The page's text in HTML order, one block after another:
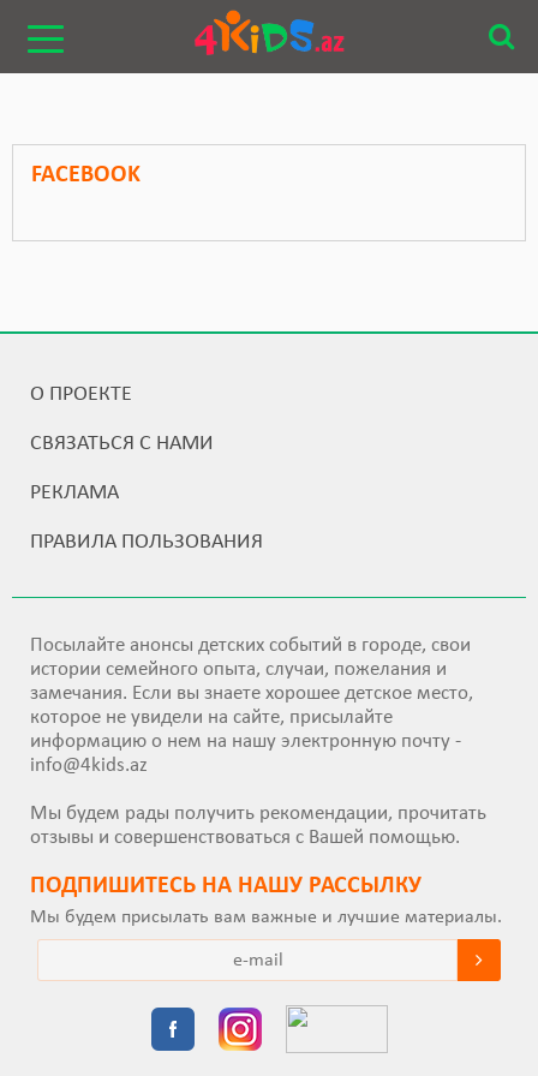
FACEBOOK
О ПРОЕКТЕ
СВЯЗАТЬСЯ С НАМИ
РЕКЛАМА
ПРАВИЛА ПОЛЬЗОВАНИЯ
Посылайте анонсы детских событий в городе, свои
истории семейного опыта, случаи, пожелания и
замечания. Если вы знаете хорошее детское место,
которое не увидели на сайте, присылайте
информацию о нем на нашу электронную почту -
info@4kids.az
Мы будем рады получить рекомендации, прочитать
отзывы и совершенствоваться с Вашей помощью.
ПОДПИШИТEСЬ НА НАШУ РАССЫЛКУ
Мы будем присылать вам важные и лучшие материалы.